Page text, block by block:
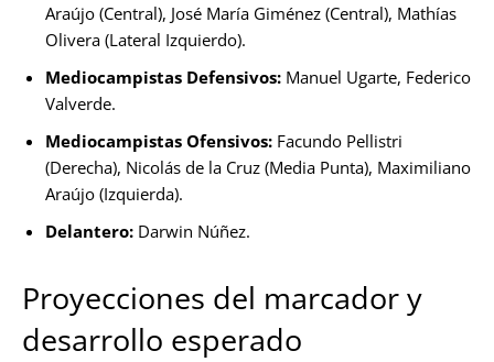
Araújo (Central), José María Giménez (Central), Mathías
Olivera (Lateral Izquierdo).
Mediocampistas Defensivos: Manuel Ugarte, Federico
Valverde.
Mediocampistas Ofensivos: Facundo Pellistri
(Derecha), Nicolás de la Cruz (Media Punta), Maximiliano
Araújo (Izquierda).
Delantero: Darwin Núñez.
Proyecciones del marcador y
desarrollo esperado